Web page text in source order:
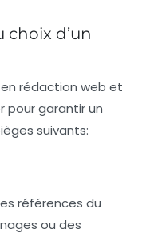
choix d’un
rédaction web et
pour garantir un
suivants:
références du
ou des